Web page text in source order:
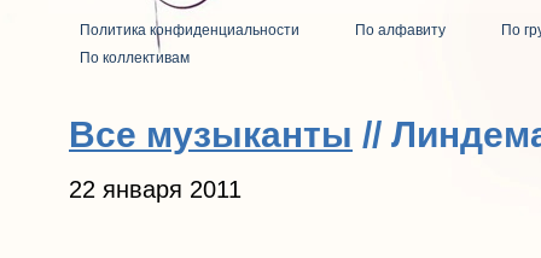
Политика конфиденциальности По алфавиту
По
По коллективам
Все музыканты //
22 января 2011